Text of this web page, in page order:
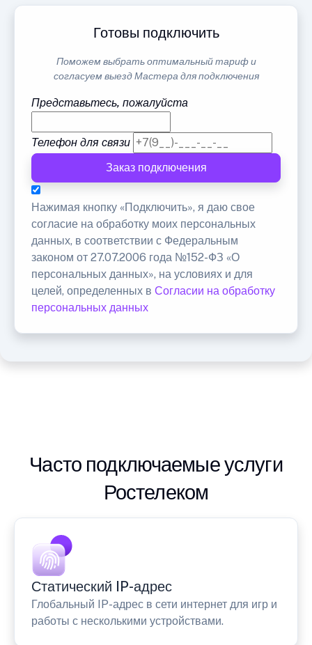
Готовы подключить
Поможем выбрать оптимальный тариф и
согласуем выезд Мастера для подключения
Представьтесь, пожалуйста
Телефон для связи
Заказ подключения
Нажимая кнопку «Подключить», я даю свое
согласие на обработку моих персональных
данных, в соответствии с Федеральным
законом от 27.07.2006 года №152-ФЗ «О
персональных данных», на условиях и для
целей, определенных в Согласии на обработку
персональных данных
Часто подключаемые услуги
Ростелеком
Статический IP-адрес
Глобальный IP-адрес в сети интернет для игр и
работы с несколькими устройствами.